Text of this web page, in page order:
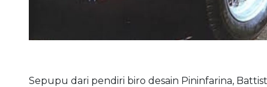
Sepupu dari pendiri biro desain Pininfarina,